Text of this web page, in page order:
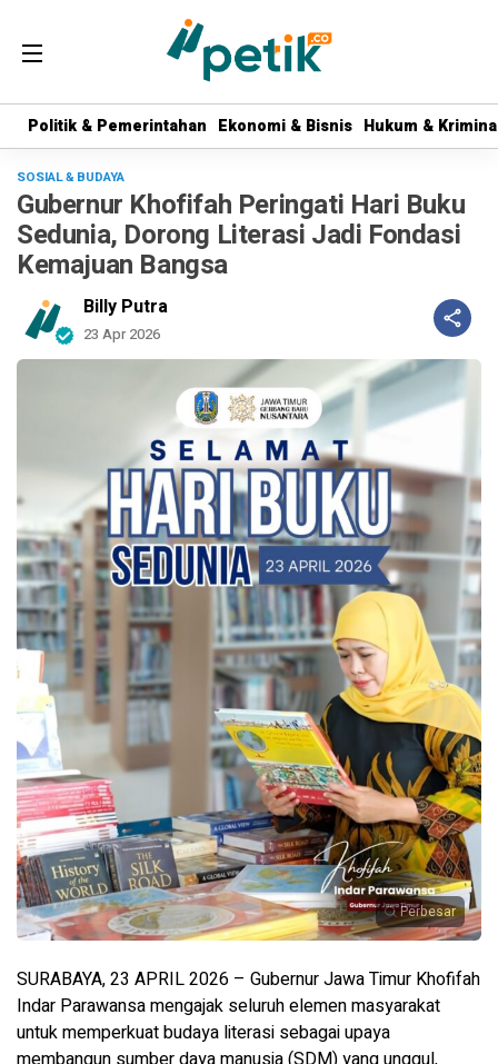
Politik & Pemerintahan Ekonomi & Bisnis Hukum &
Politik & Pemerintahan Ekonomi & Bisnis Hukum &
SOSIAL & BUDAYA
Gubernur Khofifah Peringati Hari Buku
Sedunia, Dorong Literasi Jadi Fondasi
Kemajuan Bangsa
Billy Putra
23 Apr 2026
Perbesar
SURABAYA, 23 APRIL 2026 – Gubernur Jawa Timur Khofifah
Indar Parawansa mengajak seluruh elemen masyarakat
untuk memperkuat budaya literasi sebagai upaya